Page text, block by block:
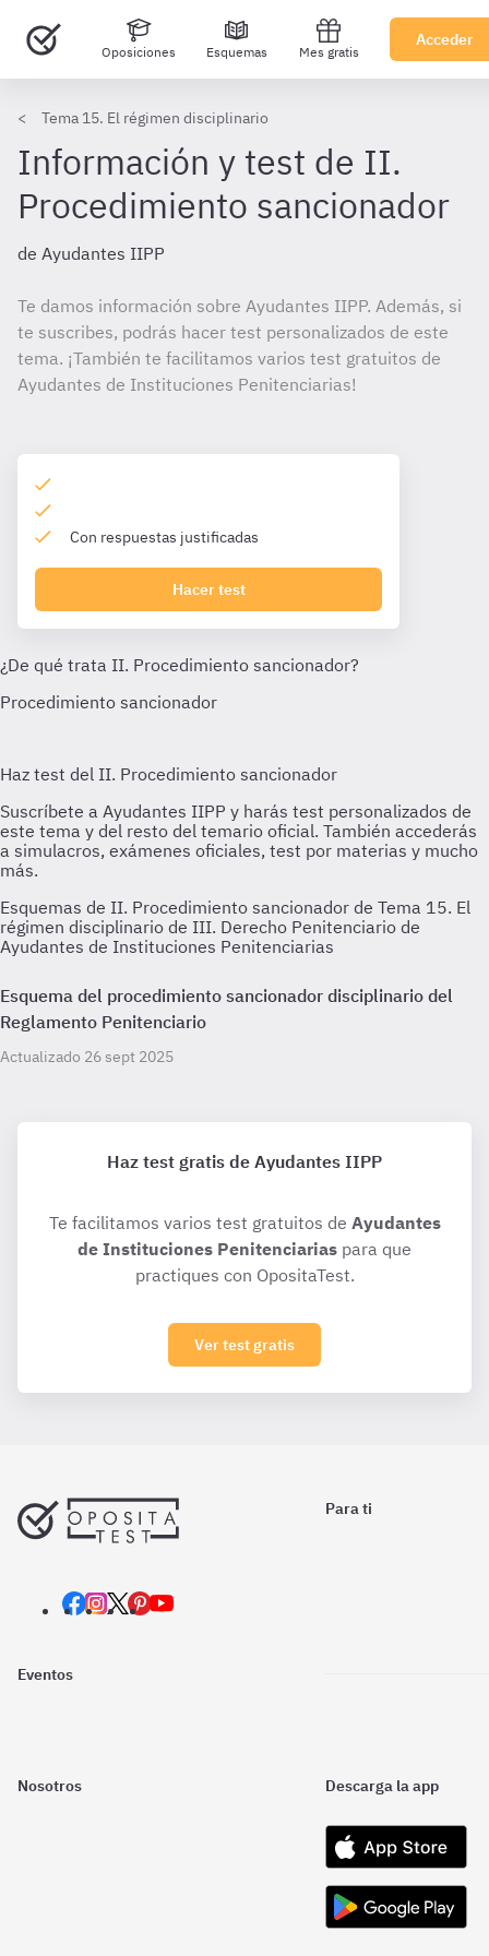
Oposiciones Esquemas Mes gratis
Acceder
Tema 15. El régimen disciplinario
Información y test de II.
Procedimiento sancionador
de Ayudantes IIPP
Te damos información sobre Ayudantes IIPP. Además, si
te suscribes, podrás hacer test personalizados de este
tema. ¡También te facilitamos varios test gratuitos de
Ayudantes de Instituciones Penitenciarias!
Con respuestas justificadas
Hacer test
Esquemas de II. Procedimiento sancionador de Tema 15. El
régimen disciplinario de III. Derecho Penitenciario de
Ayudantes de Instituciones Penitenciarias
Esquema del procedimiento sancionador disciplinario del
Reglamento Penitenciario
Actualizado 26 sept 2025
Haz test gratis de Ayudantes IIPP
Te facilitamos varios test gratuitos de Ayudantes
de Instituciones Penitenciarias para que
practiques con OpositaTest.
Ver test gratis
Para ti
Eventos
Nosotros Descarga la app